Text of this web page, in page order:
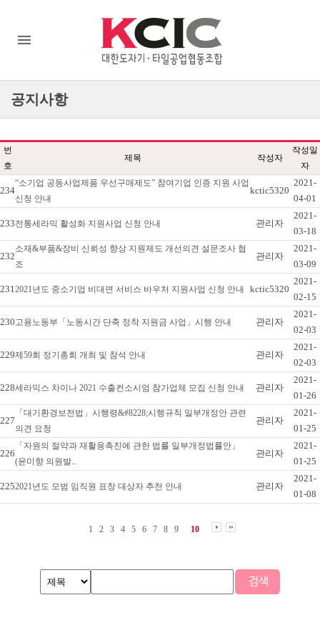
공지사항
번
호
제목 작성자
작성일
자
234
“소기업 공동사업제품 우선구매제도” 참여기업 인증 지원 사업
신청 안내
kctic5320
2021-
04-01
233전통세라믹 활성화 지원사업 신청 안내 관리자
2021-
03-18
232
소재&부품&장비 신뢰성 향상 지원제도 개선의견 설문조사 협
조
관리자
2021-
03-09
2312021년도 중소기업 비대면 서비스 바우처 지원사업 신청 안내 kctic5320
2021-
02-15
230고용노동부「노동시간 단축 정착 지원금 사업」시행 안내 관리자
2021-
02-03
229제59회 정기총회 개최 및 참석 안내 관리자
2021-
02-03
228세라믹스 차이나 2021 수출컨소시엄 참가업체 모집 신청 안내 관리자
2021-
01-26
227
「대기환경보전법」시행령&#8228;시행규칙 일부개정안 관련
의견 요청
관리자
2021-
01-25
226
「자원의 절약과 재활용촉진에 관한 법률 일부개정법률안」
(윤미향 의원발..
관리자
2021-
01-25
2252021년도 모범 임직원 표창 대상자 추천 안내 관리자
2021-
01-08
1 2 3 4 5 6 7 8 9 10